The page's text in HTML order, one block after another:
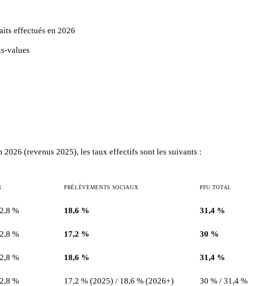
effectués en 2026
values
2026 (revenus 2025), les taux effectifs sont les suivants :
PRÉLÈVEMENTS SOCIAUX PFU TOTAL
% 18,6 % 31,4 %
% 17,2 % 30 %
% 18,6 % 31,4 %
% 17,2 % (2025) / 18,6 % (2026+) 30 % / 31,4 %